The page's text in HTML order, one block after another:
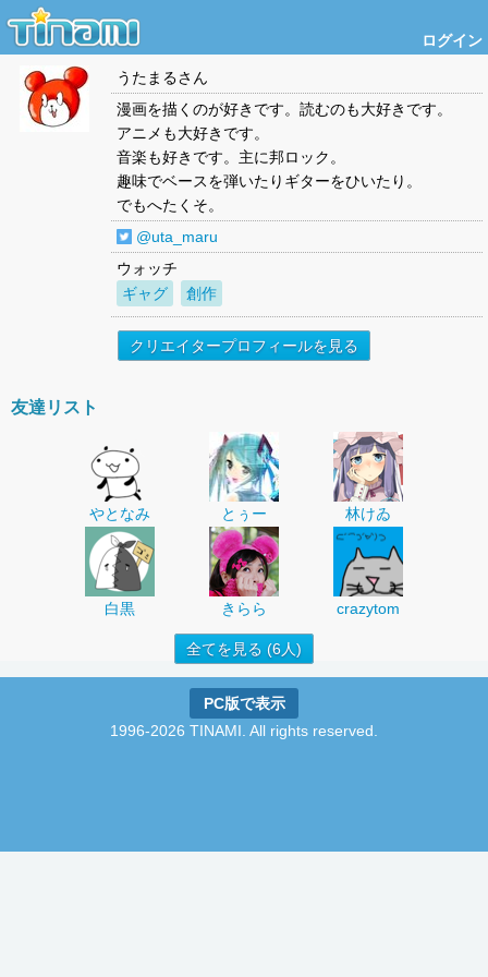
ログイン
うたまるさん
漫画を描くのが好きです。読むのも大好きです。
アニメも大好きです。
音楽も好きです。主に邦ロック。
趣味でベースを弾いたりギターをひいたり。
でもへたくそ。
@uta_maru
ウォッチ
ギャグ
創作
クリエイタープロフィールを見る
友達リスト
やとなみ とぅー 林けゐ
白黒 きらら crazytom
全てを見る (6人)
PC版で表示
1996-2026 TINAMI. All rights reserved.